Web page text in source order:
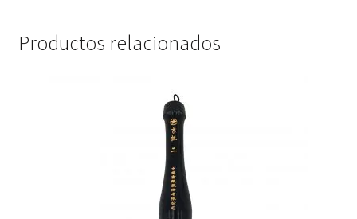
Productos relacionados